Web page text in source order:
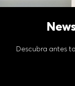
Descubra antes